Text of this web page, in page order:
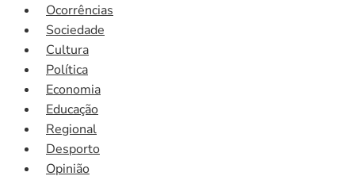
Ocorrências
Sociedade
Cultura
Política
Economia
Educação
Regional
Desporto
Opinião